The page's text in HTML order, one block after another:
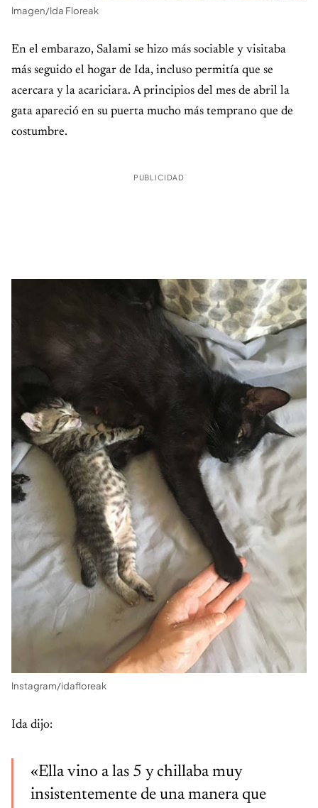
Imagen/Ida Floreak
En el embarazo, Salami se hizo más sociable y visitaba
más seguido el hogar de Ida, incluso permitía que se
acercara y la acariciara. A principios del mes de abril la
gata apareció en su puerta mucho más temprano que de
costumbre.
PUBLICIDAD
Instagram/idafloreak
Ida dijo:
«Ella vino a las 5 y chillaba muy
insistentemente de una manera que